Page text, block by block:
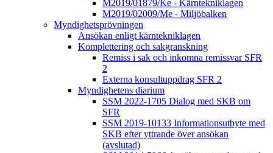
M2019/01879/Ke - Kärntekniklagen
M2019/02009/Me - Miljöbalken
Myndighetsprövningen
Ansökan enligt kärntekniklagen
Komplettering och sakgranskning
Remiss i sak och inkomna remissvar SFR
2
Externa konsultuppdrag SFR 2
Myndighetens diarium
SSM 2022-1705 Dialog med SKB om
SFR
SSM 2019-10133 Informationsutbyte med
SKB efter yttrande över ansökan
(avslutad)